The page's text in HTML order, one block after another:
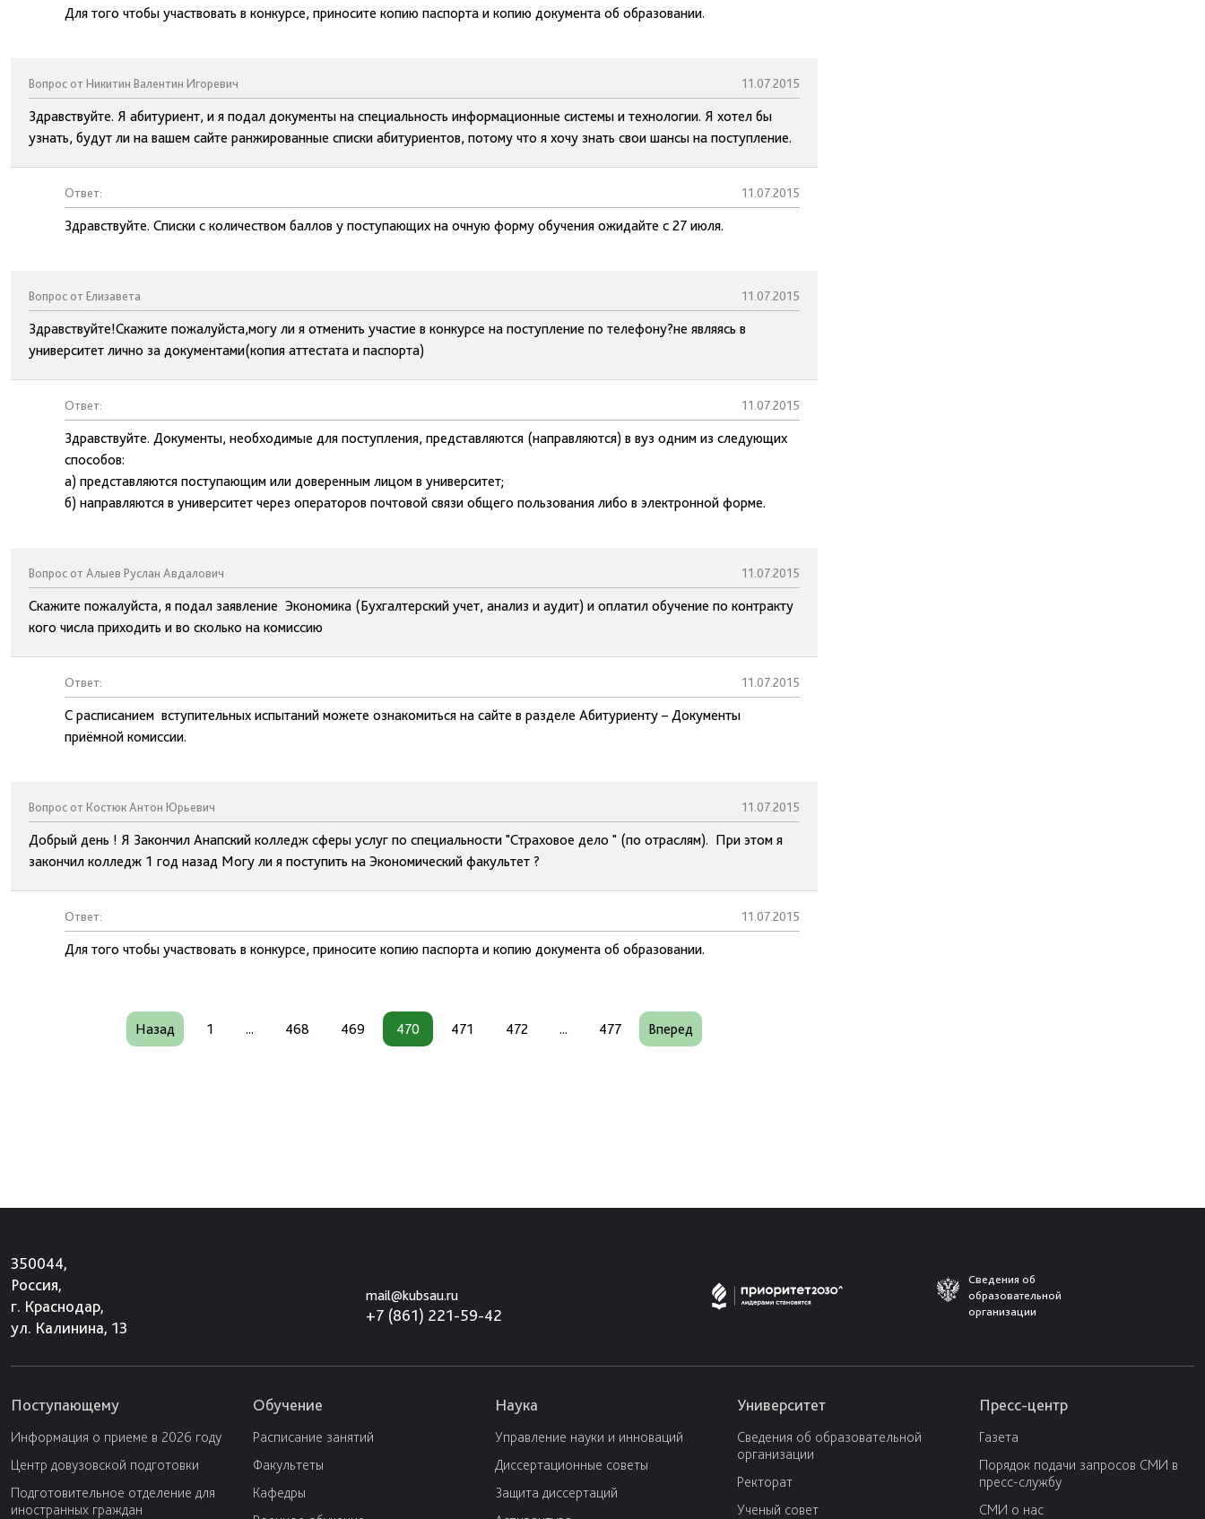
Для того чтобы участвовать в конкурсе, приносите копию паспорта и копию документа об образовании.
Вопрос от Никитин Валентин Игоревич 11.07.2015
Здравствуйте. Я абитуриент, и я подал документы на специальность информационные системы и технологии. Я хотел бы
узнать, будут ли на вашем сайте ранжированные списки абитуриентов, потому что я хочу знать свои шансы на поступление.
Ответ: 11.07.2015
Здравствуйте. Списки с количеством баллов у поступающих на очную форму обучения ожидайте с 27 июля.
Вопрос от Елизавета 11.07.2015
Здравствуйте!Скажите пожалуйста,могу ли я отменить участие в конкурсе на поступление по телефону?не являясь в
университет лично за документами(копия аттестата и паспорта)
Ответ: 11.07.2015
Здравствуйте. Документы, необходимые для поступления, представляются (направляются) в вуз одним из следующих
способов:
а) представляются поступающим или доверенным лицом в университет;
б) направляются в университет через операторов почтовой связи общего пользования либо в электронной форме.
Вопрос от Алыев Руслан Авдалович 11.07.2015
Скажите пожалуйста, я подал заявление Экономика (Бухгалтерский учет, анализ и аудит) и оплатил обучение по контракту
кого числа приходить и во сколько на комиссию
Ответ: 11.07.2015
С расписанием вступительных испытаний можете ознакомиться на сайте в разделе Абитуриенту – Документы
приёмной комиссии.
Вопрос от Костюк Антон Юрьевич 11.07.2015
Добрый день ! Я Закончил Анапский колледж сферы услуг по специальности "Страховое дело " (по отраслям). При этом я
закончил колледж 1 год назад Могу ли я поступить на Экономический факультет ?
Ответ: 11.07.2015
Для того чтобы участвовать в конкурсе, приносите копию паспорта и копию документа об образовании.
Назад 1 ... 468 469 470 471 472 ... 477 Вперед
350044,
Россия,
г. Краснодар,
ул. Калинина, 13
mail@kubsau.ru
+7 (861) 221-59-42
Сведения об
образовательной
организации
Поступающему
Информация о приеме в 2026 году
Центр довузовской подготовки
Подготовительное отделение для
иностранных граждан
Обучение
Расписание занятий
Факультеты
Кафедры
Наука
Управление науки и инноваций
Диссертационные советы
Защита диссертаций
Университет
Сведения об образовательной
организации
Ректорат
Ученый совет
Пресс-центр
Газета
Порядок подачи запросов СМИ в
пресс-службу
СМИ о нас